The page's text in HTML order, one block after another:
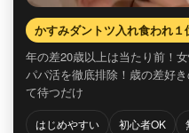
かすみダントツ入れ食われ１
年の差20歳以上は当たり前！
パパ活を徹底排除！歳の差好
て待つだけ
はじめやすい 初心者OK